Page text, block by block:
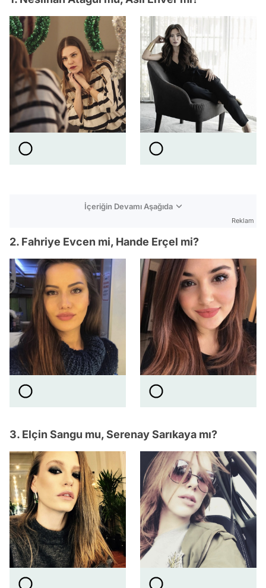
İçeriğin Devamı Aşağıda
Reklam
2. Fahriye Evcen mi, Hande Erçel mi?
3. Elçin Sangu mu, Serenay Sarıkaya mı?